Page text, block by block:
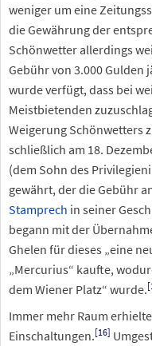
weniger um eine
die Gewährung der
Schönwetter allerdings
Gebühr von 3.000
wurde verfügt, dass bei
Meistbietenden
Weigerung Schönwetters
schließlich am 18.
(dem Sohn des
gewährt, der die Gebühr
Stamprech in seiner
begann mit der
Ghelen für dieses „eine
„Mercurius“ kaufte,
dem Wiener Platz“ wurde.[
Immer mehr Raum
Einschaltungen.[16]